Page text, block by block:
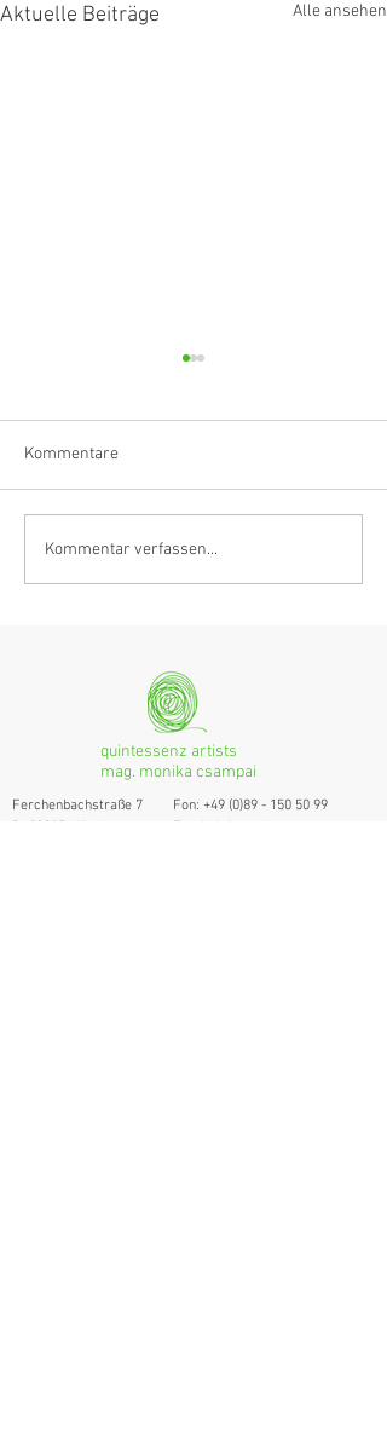
Aktuelle Beiträge Alle ansehen
Klarinettistin, Tonmeisterin,
Grenzgängerin
Kommentare
Kommentar verfassen...
quintessenz artists
mag. monika csampai
Ferchenbachstraße 7
Fon: +49 (0)89 - 150 50 99